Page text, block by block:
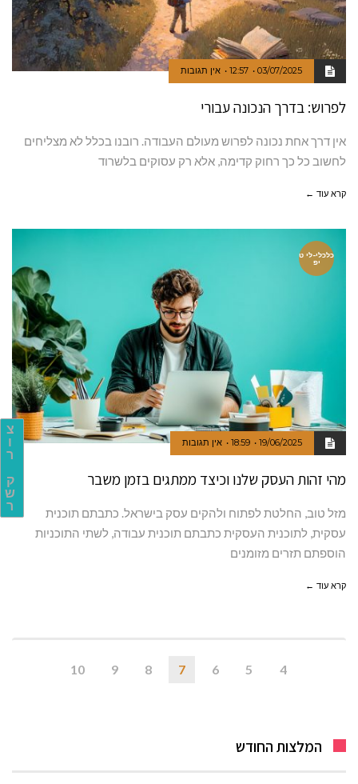
צ
ו
ר
ק
ש
ר
03/07/2025
12:57 אין תגובות
לפרוש: בדרך הנכונה עבורי
אין דרך אחת נכונה לפרוש מעולם העבודה. רובנו בכלל לא מצליחים
לחשוב כל כך רחוק קדימה, אלא רק עסוקים בלשרוד
קרא עוד ←
כלכלי-לי ט
יפ
19/06/2025
18:59 אין תגובות
מהי זהות העסק שלנו וכיצד ממתגים בזמן משבר
מזל טוב, החלטת לפתוח ולהקים עסק בישראל. כתבתם תוכנית
עסקית, לתוכנית העסקית כתבתם תוכנית עבודה, לשתי התוכניות
הוספתם תזרים מזומנים
קרא עוד ←
4
5
6
7
8
9
10
המלצות החודש